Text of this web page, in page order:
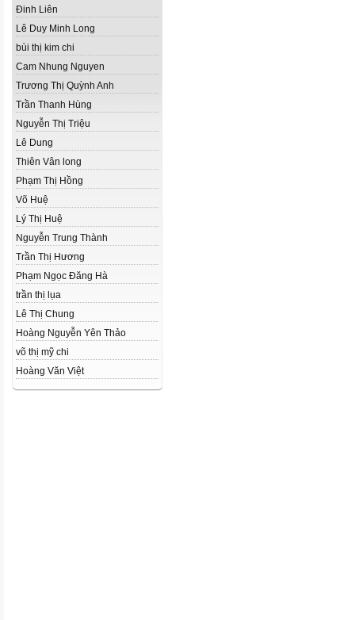
Đinh Liên
Lê Duy Minh Long
bùi thị kim chi
Cam Nhung Nguyen
Trương Thị Quỳnh Anh
Trần Thanh Hùng
Nguyễn Thị Triệu
Lê Dung
Thiên Vân long
Phạm Thị Hồng
Võ Huệ
Lý Thị Huệ
Nguyễn Trung Thành
Trần Thị Hương
Phạm Ngọc Đăng Hà
trần thị lụa
Lê Thị Chung
Hoàng Nguyễn Yên Thảo
võ thị mỹ chi
Hoàng Văn Việt